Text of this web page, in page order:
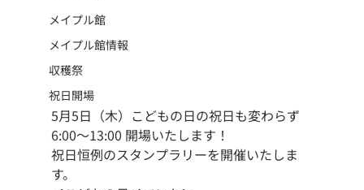
メイプル館
メイプル館情報
収穫祭
祝日開場
5月5日（木）こどもの日の祝日も変わらず
6:00～13:00 開場いたします！
祝日恒例のスタンプラリーを開催いたしま
す。